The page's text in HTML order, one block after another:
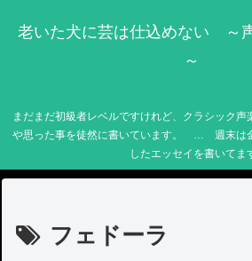
老いた犬に芸は仕込めない ～
～
まだまだ初級者レベルですけれど、クラシック
や思った事を徒然に書いています。 … 週末は
したエッセイを書いてま
フェドーラ